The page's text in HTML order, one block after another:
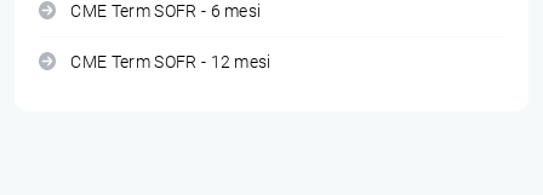
CME Term SOFR - 6 mesi
CME Term SOFR - 12 mesi